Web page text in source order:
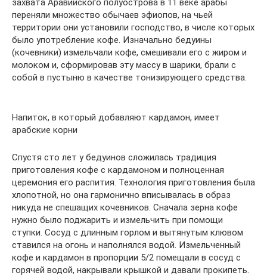
захвата Аравийского полуострова в 11 веке арабы
переняли множество обычаев эфиопов, на чьей
территории они установили господство, в числе которых
было употребление кофе. Изначально бедуины
(кочевники) измельчали кофе, смешивали его с жиром и
молоком и, сформировав эту массу в шарики, брали с
собой в пустыню в качестве тонизирующего средства.
Напиток, в который добавляют кардамон, имеет
арабские корни
Спустя сто лет у бедуинов сложилась традиция
приготовления кофе с кардамоном и полноценная
церемония его распития. Технология приготовления была
хлопотной, но она гармонично вписывалась в образ
никуда не спешащих кочевников. Сначала зерна кофе
нужно было поджарить и измельчить при помощи
ступки. Сосуд с длинным горлом и вытянутым клювом
ставился на огонь и наполнялся водой. Измельченный
кофе и кардамон в пропорции 5/2 помещали в сосуд с
горячей водой, накрывали крышкой и давали прокипеть.